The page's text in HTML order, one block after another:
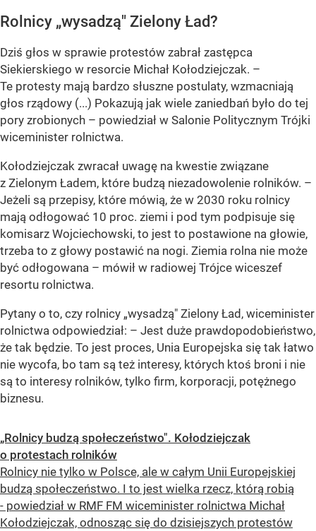
Rolnicy „wysadzą" Zielony Ład?
Dziś głos w sprawie protestów zabrał zastępca
Siekierskiego w resorcie Michał Kołodziejczak. –
Te protesty mają bardzo słuszne postulaty, wzmacniają
głos rządowy (...) Pokazują jak wiele zaniedbań było do tej
pory zrobionych – powiedział w Salonie Politycznym Trójki
wiceminister rolnictwa.
Kołodziejczak zwracał uwagę na kwestie związane
z Zielonym Ładem, które budzą niezadowolenie rolników. –
Jeżeli są przepisy, które mówią, że w 2030 roku rolnicy
mają odłogować 10 proc. ziemi i pod tym podpisuje się
komisarz Wojciechowski, to jest to postawione na głowie,
trzeba to z głowy postawić na nogi. Ziemia rolna nie może
być odłogowana – mówił w radiowej Trójce wiceszef
resortu rolnictwa.
Pytany o to, czy rolnicy „wysadzą" Zielony Ład, wiceminister
rolnictwa odpowiedział: – Jest duże prawdopodobieństwo,
że tak będzie. To jest proces, Unia Europejska się tak łatwo
nie wycofa, bo tam są też interesy, których ktoś broni i nie
są to interesy rolników, tylko firm, korporacji, potężnego
biznesu.
„Rolnicy budzą społeczeństwo". Kołodziejczak
o protestach rolników
Rolnicy nie tylko w Polsce, ale w całym Unii Europejskiej
budzą społeczeństwo. I to jest wielka rzecz, którą robią
- powiedział w RMF FM wiceminister rolnictwa Michał
Kołodziejczak, odnosząc się do dzisiejszych protestów